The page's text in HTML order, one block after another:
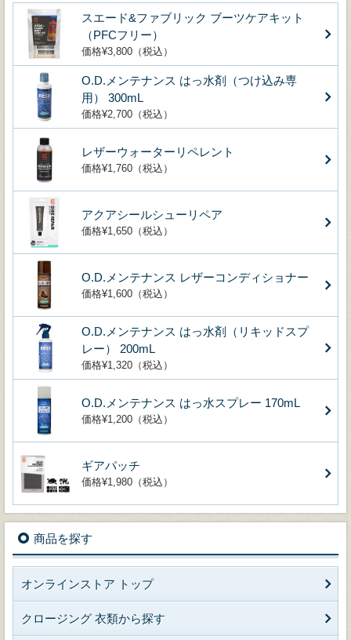
スエード&ファブリック ブーツケアキット
（PFCフリー）
価格¥3,800（税込）
O.D.メンテナンス はっ水剤（つけ込み専
用） 300mL
価格¥2,700（税込）
レザーウォーターリペレント
価格¥1,760（税込）
アクアシールシューリペア
価格¥1,650（税込）
O.D.メンテナンス レザーコンディショナー
価格¥1,600（税込）
O.D.メンテナンス はっ水剤（リキッドスプ
レー） 200mL
価格¥1,320（税込）
O.D.メンテナンス はっ水スプレー 170mL
価格¥1,200（税込）
ギアパッチ
価格¥1,980（税込）
商品を探す
オンラインストア トップ
クロージング 衣類から探す